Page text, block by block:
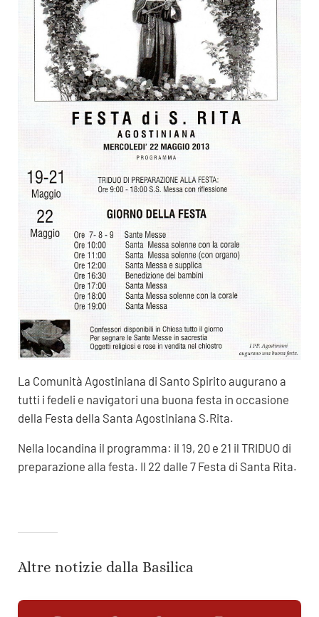
La Comunità Agostiniana di Santo Spirito augurano a
tutti i fedeli e navigatori una buona festa in occasione
della Festa della Santa Agostiniana S.Rita.
Nella locandina il programma: il 19, 20 e 21 il TRIDUO di
preparazione alla festa. Il 22 dalle 7 Festa di Santa Rita.
Altre notizie dalla Basilica